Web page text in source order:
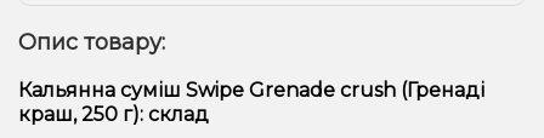
Опис товару:
Кальянна суміш Swipe Grenade crush (Гренаді
краш, 250 г): склад